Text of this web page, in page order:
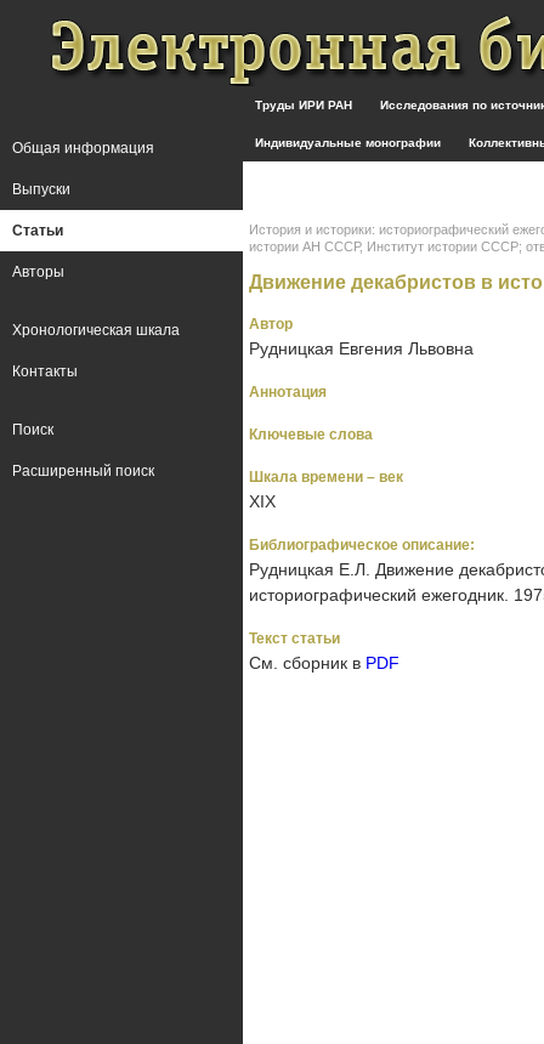
Труды ИРИ РАН Исследования по
Индивидуальные монографии
История и историки: историографический
истории АН СССР, Институт истории СССР;
Движение декабристов в
Автор
Рудницкая Евгения Львовна
Аннотация
Ключевые слова
Шкала времени – век
XIX
Библиографическое описание:
Рудницкая Е.Л. Движение
историографический ежегодник.
Текст статьи
См. сборник в PDF
Общая информация
Выпуски
Статьи
Авторы
Хронологическая шкала
Контакты
Поиск
Расширенный поиск